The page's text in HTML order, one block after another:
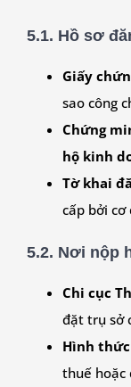
5.1. Hồ sơ
Giấy
sao công
Chứng
hộ kinh
Tờ khai
cấp bởi cơ
5.2. Nơi nộp
Chi cục
đặt trụ sở
Hình
thuế hoặc